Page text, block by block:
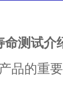
命测试介
品的重